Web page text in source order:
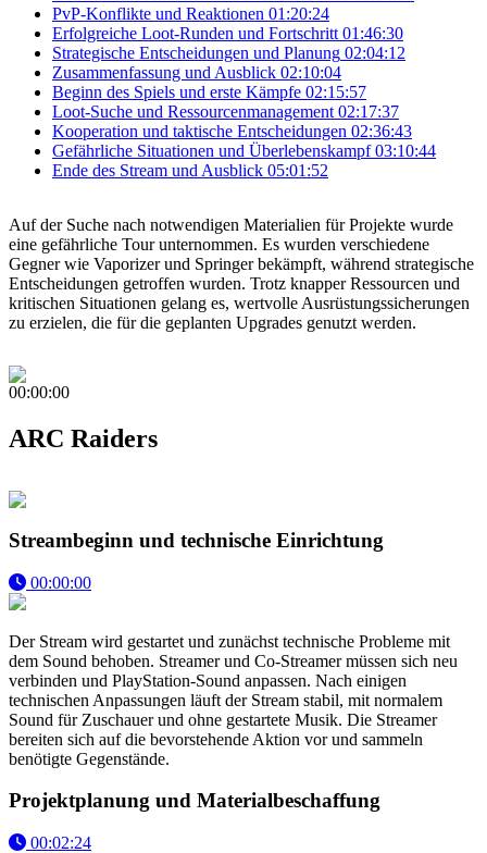
PvP-Konflikte und Reaktionen 01:20:24
Erfolgreiche Loot-Runden und Fortschritt 01:46:30
Strategische Entscheidungen und Planung 02:04:12
Zusammenfassung und Ausblick 02:10:04
Beginn des Spiels und erste Kämpfe 02:15:57
Loot-Suche und Ressourcenmanagement 02:17:37
Kooperation und taktische Entscheidungen 02:36:43
Gefährliche Situationen und Überlebenskampf 03:10:44
Ende des Stream und Ausblick 05:01:52
Auf der Suche nach notwendigen Materialien für Projekte wurde
eine gefährliche Tour unternommen. Es wurden verschiedene
Gegner wie Vaporizer und Springer bekämpft, während strategische
Entscheidungen getroffen wurden. Trotz knapper Ressourcen und
kritischen Situationen gelang es, wertvolle Ausrüstungssicherungen
zu erzielen, die für die geplanten Upgrades genutzt werden.
00:00:00
ARC Raiders
Streambeginn und technische Einrichtung
00:00:00
Der Stream wird gestartet und zunächst technische Probleme mit
dem Sound behoben. Streamer und Co-Streamer müssen sich neu
verbinden und PlayStation-Sound anpassen. Nach einigen
technischen Anpassungen läuft der Stream stabil, mit normalem
Sound für Zuschauer und ohne gestartete Musik. Die Streamer
bereiten sich auf die bevorstehende Aktion vor und sammeln
benötigte Gegenstände.
Projektplanung und Materialbeschaffung
00:02:24